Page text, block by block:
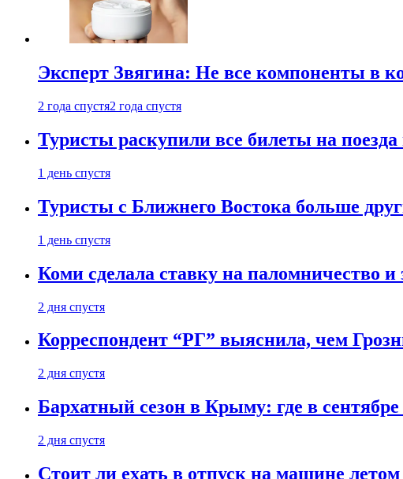
Эксперт Звягина: Не все компоненты в
2 года спустя2 года спустя
Туристы раскупили все билеты на
1 день спустя
Туристы с Ближнего Востока больше
1 день спустя
Коми сделала ставку на паломничество
2 дня спустя
Корреспондент “РГ” выяснила, чем
2 дня спустя
Бархатный сезон в Крыму: где в сентябре
2 дня спустя
Стоит ли ехать в отпуск на машине летом